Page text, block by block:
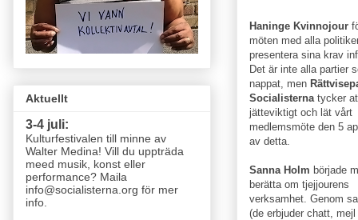
Haninge Kvinnojour
möten med alla
presentera sina krav
Det är inte alla partier
nappat, men
Socialisterna tycker
jätteviktigt och lät vårt
medlemsmöte den 5
av detta.
Sanna Holm började
berätta om tjejjourens
verksamhet. Genom
(de erbjuder chatt, mejl
Aktuellt
3-4 juli:
Kulturfestivalen till minne av
Walter Medina! Vill du uppträda
meed musik, konst eller
performance? Maila
info@socialisterna.org för mer
info.